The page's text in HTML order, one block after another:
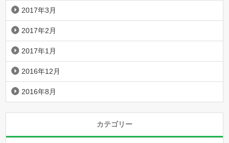
2017年3月
2017年2月
2017年1月
2016年12月
2016年8月
カテゴリー